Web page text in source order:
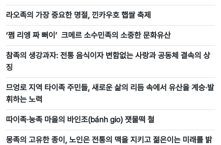
라오족의 가장 중요한 명절, 낀카우호 햅쌀 축제
‘쩜 리엥 짜 뻐이’ 크메르 소수민족의 소중한 문화유산
참족의 생강과자: 전통 음식이자 변함없는 사랑과 공동체 결속의 상
징
므엉로 지역 타이족 주민들, 새로운 삶의 리듬 속에서 유산을 계승·발
휘하는 노력
따이족·눙족 마을의 바인조(bánh gio) 잿물떡 철
몽족의 고유한 종이, 노인은 전통의 맥을 지키고 젊은이는 미래를 밝